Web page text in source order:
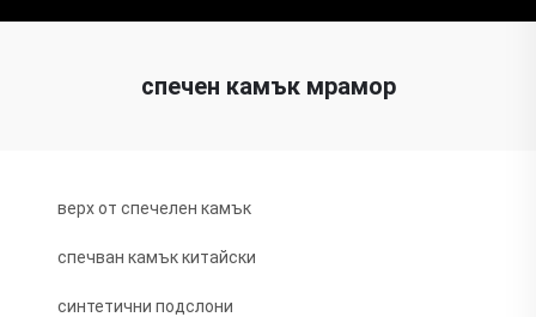
спечен камък мрамор
верх от спечелен камък
спечван камък китайски
синтетични подслони